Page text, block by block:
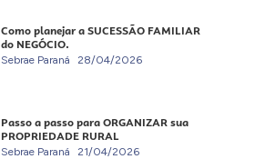
Como planejar a SUCESSÃO FAMILIAR
do NEGÓCIO.
Sebrae Paraná 28/04/2026
Passo a passo para ORGANIZAR sua
PROPRIEDADE RURAL
Sebrae Paraná 21/04/2026